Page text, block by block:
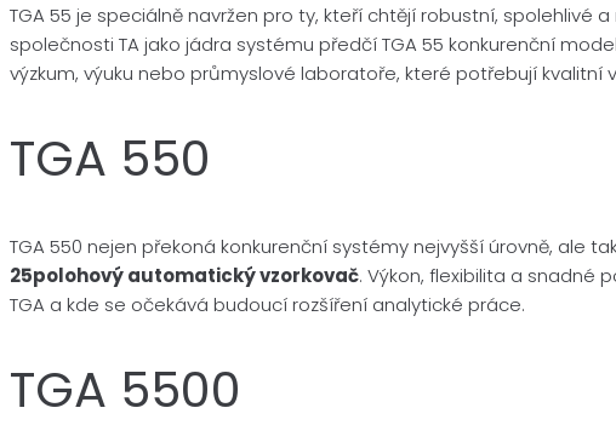
TGA 55 je speciálně navržen pro ty, kteří chtějí robustní,
společnosti TA jako jádra systému předčí TGA 55 konkurenční
výzkum, výuku nebo průmyslové laboratoře, které potřebují kvalitní
TGA 550
TGA 550 nejen překoná konkurenční systémy nejvyšší úrovně, ale
25polohový automatický vzorkovač. Výkon, flexibilita a snadné
TGA a kde se očekává budoucí rozšíření analytické práce.
TGA 5500